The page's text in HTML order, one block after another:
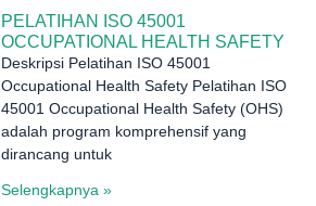
PELATIHAN ISO 45001
OCCUPATIONAL HEALTH SAFETY
Deskripsi Pelatihan ISO 45001
Occupational Health Safety Pelatihan ISO
45001 Occupational Health Safety (OHS)
adalah program komprehensif yang
dirancang untuk
Selengkapnya »